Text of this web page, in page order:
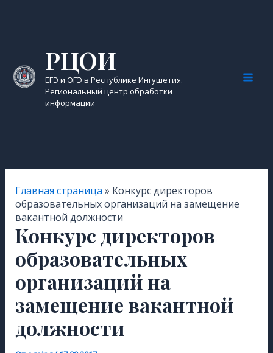
РЦОИ
ЕГЭ и ОГЭ в Республике Ингушетия.
Региональный центр обработки
информации
Главная страница » Конкурс директоров
образовательных организаций на замещение
вакантной должности
Конкурс директоров
образовательных
организаций на
замещение вакантной
должности